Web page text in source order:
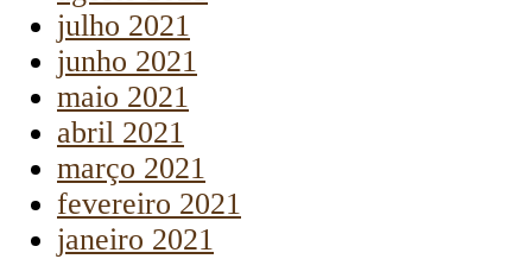
julho 2021
junho 2021
maio 2021
abril 2021
março 2021
fevereiro 2021
janeiro 2021